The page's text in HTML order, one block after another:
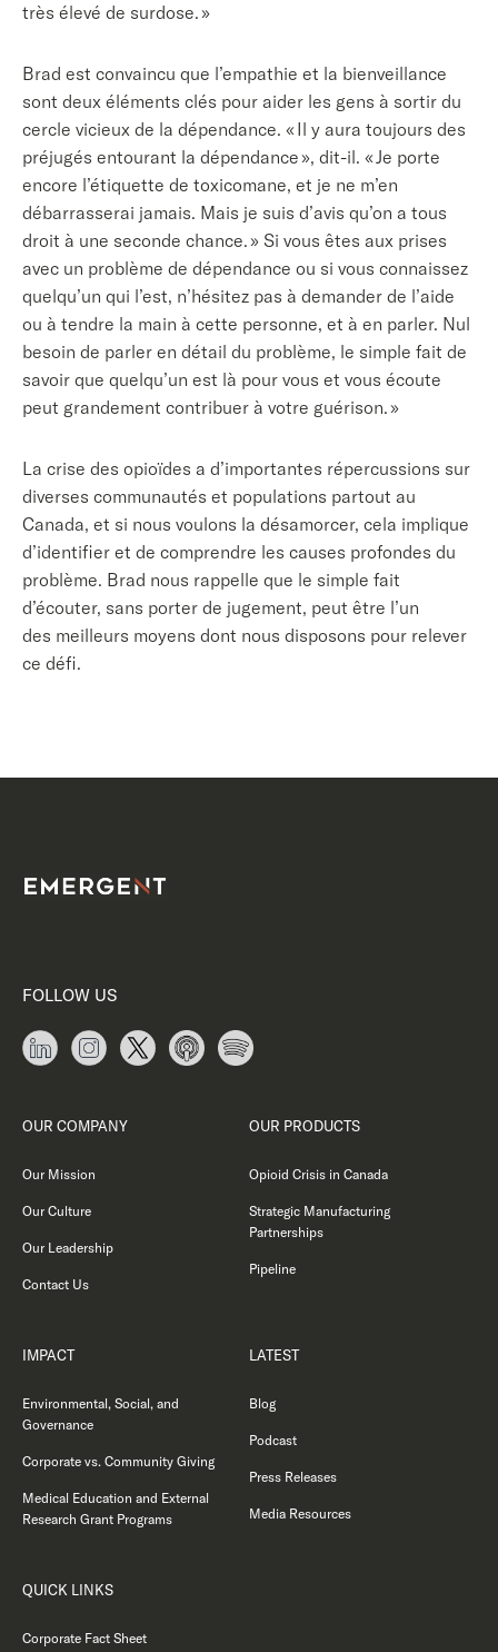
très élevé de surdose. »
Brad est convaincu que l’empathie et la bienveillance
sont deux éléments clés pour aider les gens à sortir du
cercle vicieux de la dépendance. « Il y aura toujours des
préjugés entourant la dépendance », dit-il. « Je porte
encore l’étiquette de toxicomane, et je ne m’en
débarrasserai jamais. Mais je suis d’avis qu’on a tous
droit à une seconde chance. » Si vous êtes aux prises
avec un problème de dépendance ou si vous connaissez
quelqu’un qui l’est, n’hésitez pas à demander de l’aide
ou à tendre la main à cette personne, et à en parler. Nul
besoin de parler en détail du problème, le simple fait de
savoir que quelqu’un est là pour vous et vous écoute
peut grandement contribuer à votre guérison. »
La crise des opioïdes a d’importantes répercussions sur
diverses communautés et populations partout au
Canada, et si nous voulons la désamorcer, cela implique
d’identifier et de comprendre les causes profondes du
problème. Brad nous rappelle que le simple fait
d’écouter, sans porter de jugement, peut être l’un
des meilleurs moyens dont nous disposons pour relever
ce défi.
FOLLOW US
OUR COMPANY
Our Mission
Our Culture
Our Leadership
Contact Us
OUR PRODUCTS
Opioid Crisis in Canada
Strategic Manufacturing
Partnerships
Pipeline
IMPACT
Environmental, Social, and
Governance
Corporate vs. Community Giving
Medical Education and External
Research Grant Programs
LATEST
Blog
Podcast
Press Releases
Media Resources
QUICK LINKS
Corporate Fact Sheet